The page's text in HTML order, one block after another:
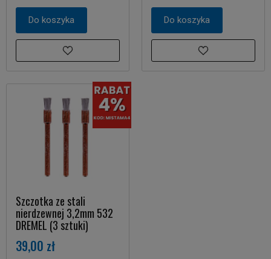
Do koszyka Do koszyka
Szczotka ze stali
nierdzewnej 3,2mm 532
DREMEL (3 sztuki)
39,00 zł